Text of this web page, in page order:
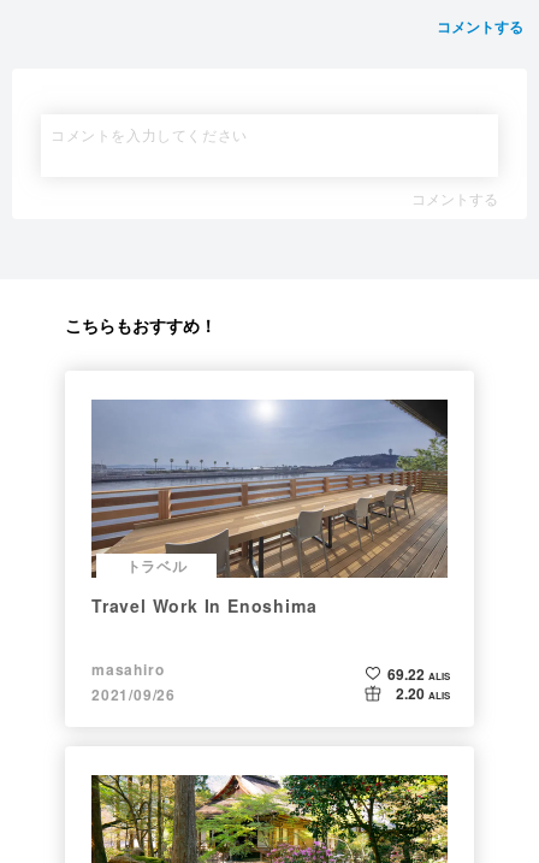
コメントする
コメントする
こちらもおすすめ！
トラベル
Travel Work In Enoshima
masahiro
2021/09/26
69.22 ALIS
2.20 ALIS